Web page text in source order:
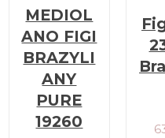
MEDIOL
ANO FIGI
BRAZYLI
ANY
PURE
19260